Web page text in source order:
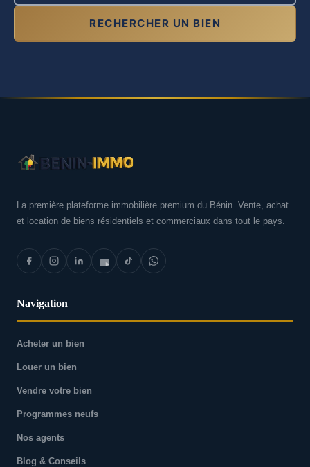
RECHERCHER UN BIEN
La première plateforme immobilière premium du Bénin. Vente, achat
et location de biens résidentiels et commerciaux dans tout le pays.
Navigation
Acheter un bien
Louer un bien
Vendre votre bien
Programmes neufs
Nos agents
Blog & Conseils